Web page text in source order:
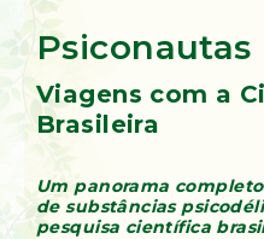
Psiconautas
Viagens com a
Brasileira
Um panorama
de substâncias
pesquisa científica